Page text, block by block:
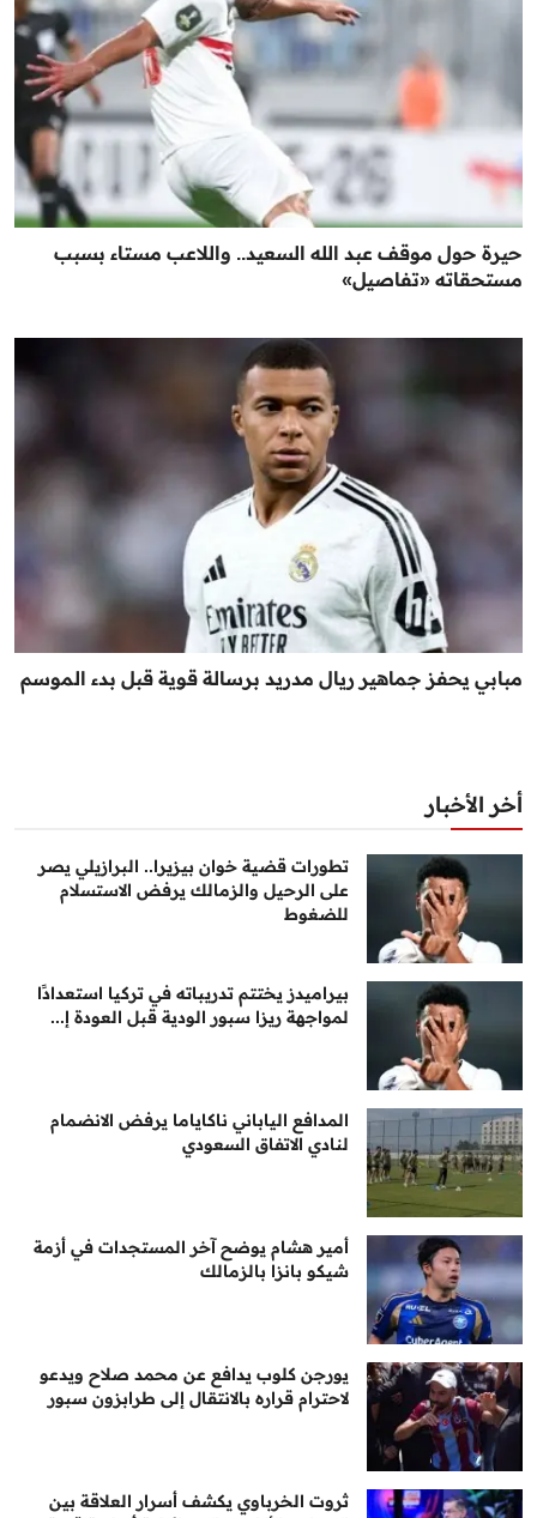
حيرة حول موقف عبد الله السعيد.. واللاعب مستاء بسبب
مستحقاته «تفاصيل»
مبابي يحفز جماهير ريال مدريد برسالة قوية قبل بدء الموسم
أخر الأخبار
تطورات قضية خوان بيزيرا.. البرازيلي يصر
على الرحيل والزمالك يرفض الاستسلام
للضغوط
بيراميدز يختتم تدريباته في تركيا استعدادًا
لمواجهة ريزا سبور الودية قبل العودة إ...
المدافع الياباني ناكاياما يرفض الانضمام
لنادي الاتفاق السعودي
أمير هشام يوضح آخر المستجدات في أزمة
شيكو بانزا بالزمالك
يورجن كلوب يدافع عن محمد صلاح ويدعو
لاحترام قراره بالانتقال إلى طرابزون سبور
ثروت الخرباوي يكشف أسرار العلاقة بين